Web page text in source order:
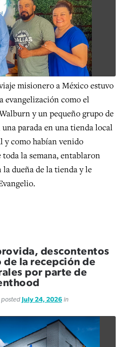
misionero a México estuvo
evangelización como el
y un pequeño grupo de
parada en una tienda local
y como habían venido
la semana, entablaron
dueña de la tienda y le
descontentos
de la recepción de
por parte de
posted July 24, 2026in